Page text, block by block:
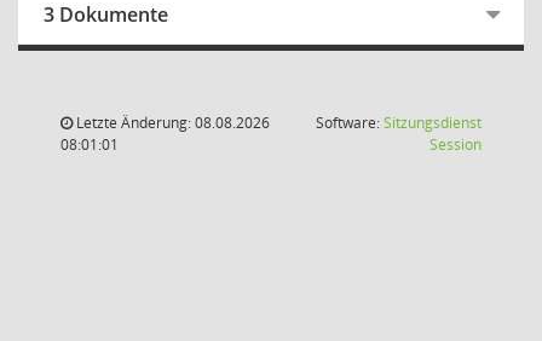
3 Dokumente
Letzte Änderung: 08.08.2026
08:01:01
Software:Sitzungsdienst
Session(Wird in